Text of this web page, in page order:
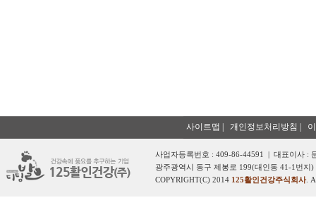
사이트맵 개인정보처리방침
사업자등록번호 : 409-86-44591 | 대표이사 :
광주광역시 동구 제봉로 199(대인동 41-1번지
COPYRIGHT(C) 2014 125활인건강주식회사.